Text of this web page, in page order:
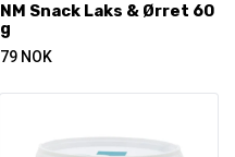
NM Snack Laks & Ørret 60
g
79 NOK